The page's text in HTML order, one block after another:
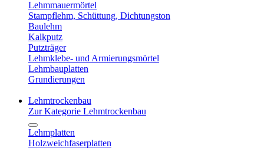
Lehmmauermörtel
Stampflehm, Schüttung, Dichtungston
Baulehm
Kalkputz
Putzträger
Lehmklebe- und Armierungsmörtel
Lehmbauplatten
Grundierungen
Lehmtrockenbau
Zur Kategorie Lehmtrockenbau
Lehmplatten
Holzweichfaserplatten